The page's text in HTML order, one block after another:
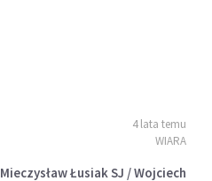
4 lata temu
WIARA
Mieczysław Łusiak SJ / Wojciech